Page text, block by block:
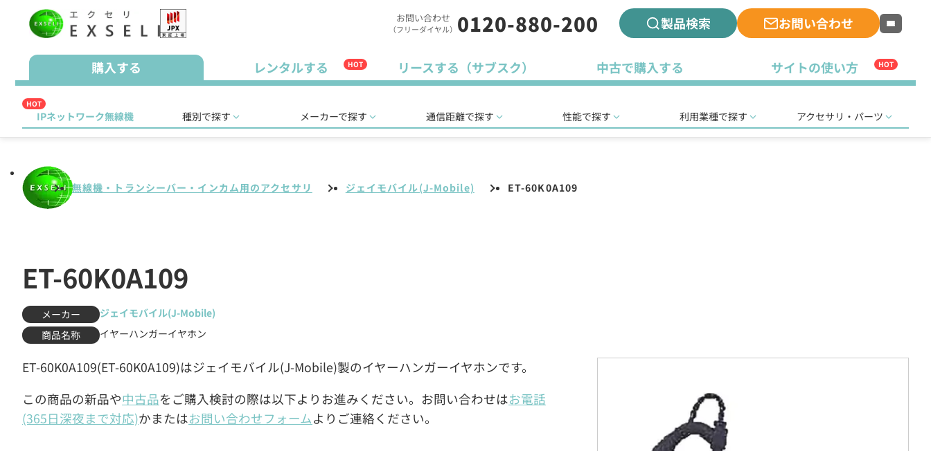
お問い合わせ
（フリーダイヤル） 0120-880-200 製品検索 お問い合わせ
購入する レンタルする HOT リースする（サブスク） 中古で購入する サイトの使い方 HOT
HOT
IPネットワーク無線機 種別で探す メーカーで探す 通信距離で探す 性能で探す 利用業種で探す アクセサリ・パーツ
無線機・トランシーバー・インカム用のアクセサリ ジェイモバイル(J-Mobile) ET-60K0A109
ET-60K0A109
メーカー
ジェイモバイル(J-Mobile)
商品名称
イヤーハンガーイヤホン
ET-60K0A109(ET-60K0A109)はジェイモバイル(J-Mobile)製のイヤーハンガーイヤホンです。
この商品の新品や中古品をご購入検討の際は以下よりお進みください。お問い合わせはお電話
(365日深夜まで対応)かまたはお問い合わせフォームよりご連絡ください。